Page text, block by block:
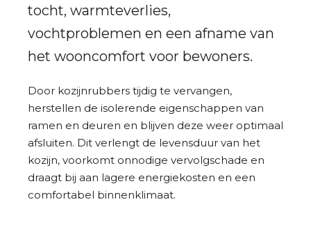
tocht, warmteverlies,
vochtproblemen en een afname van
het wooncomfort voor bewoners.
Door kozijnrubbers tijdig te vervangen,
herstellen de isolerende eigenschappen van
ramen en deuren en blijven deze weer optimaal
afsluiten. Dit verlengt de levensduur van het
kozijn, voorkomt onnodige vervolgschade en
draagt bij aan lagere energiekosten en een
comfortabel binnenklimaat.